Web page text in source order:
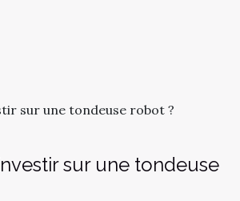
sur une tondeuse robot ?
sur une tondeuse